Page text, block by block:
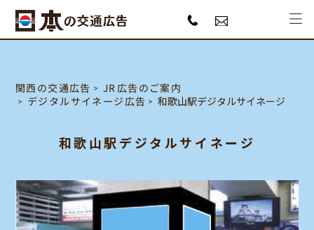
関西の交通広告 JR広告のご案内
デジタルサイネージ広告 和歌山駅デジタルサイネージ
和歌山駅デジタルサイネージ